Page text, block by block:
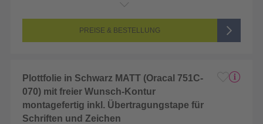
Seitenanzahl: 1-seitig (Unbedruckt)
UnbedrucktPREISE & BESTELLUNG
Plottfolie in Schwarz MATT (Oracal 751C-
070) mit freier Wunsch-Kontur
montagefertig inkl. Übertragungstape für
Schriften und Zeichen